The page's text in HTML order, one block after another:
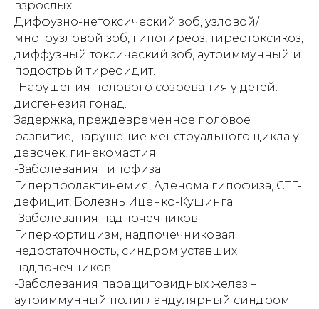
взрослых.
Диффузно-нетоксический зоб, узловой/
многоузловой зоб, гипотиреоз, тиреотоксикоз,
диффузный токсический зоб, аутоиммунный и
подострый тиреоидит.
-Нарушения полового созревания у детей:
дисгенезия гонад.
Задержка, преждевременное половое
развитие, нарушение менструального цикла у
девочек, гинекомастия.
-Заболевания гипофиза
Гиперпролактинемия, Аденома гипофиза, СТГ-
дефицит, Болезнь Иценко-Кушинга
-Заболевания надпочечников
Гиперкортицизм, надпочечниковая
недостаточность, синдром уставших
надпочечников.
-Заболевания паращитовидных желез –
аутоиммунный полигландулярный синдром